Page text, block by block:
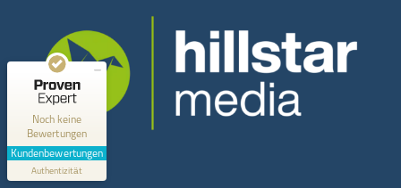
Kontakt
Hillstar Media
Noch keine
Bewertungen
Kundenbewertungen
Authentizität
Hillstar Media
MANGELHAFT
0,00 / 5,00
Erfahren Sie mehr über dieses Bewertungssiegel
Profil ansehen